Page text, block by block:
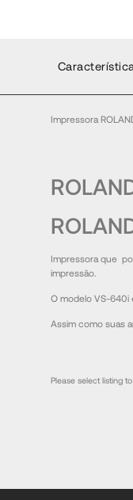
Impressora
Impressora que
impressão.
O modelo VS-640i
Assim como suas
Please select listing to